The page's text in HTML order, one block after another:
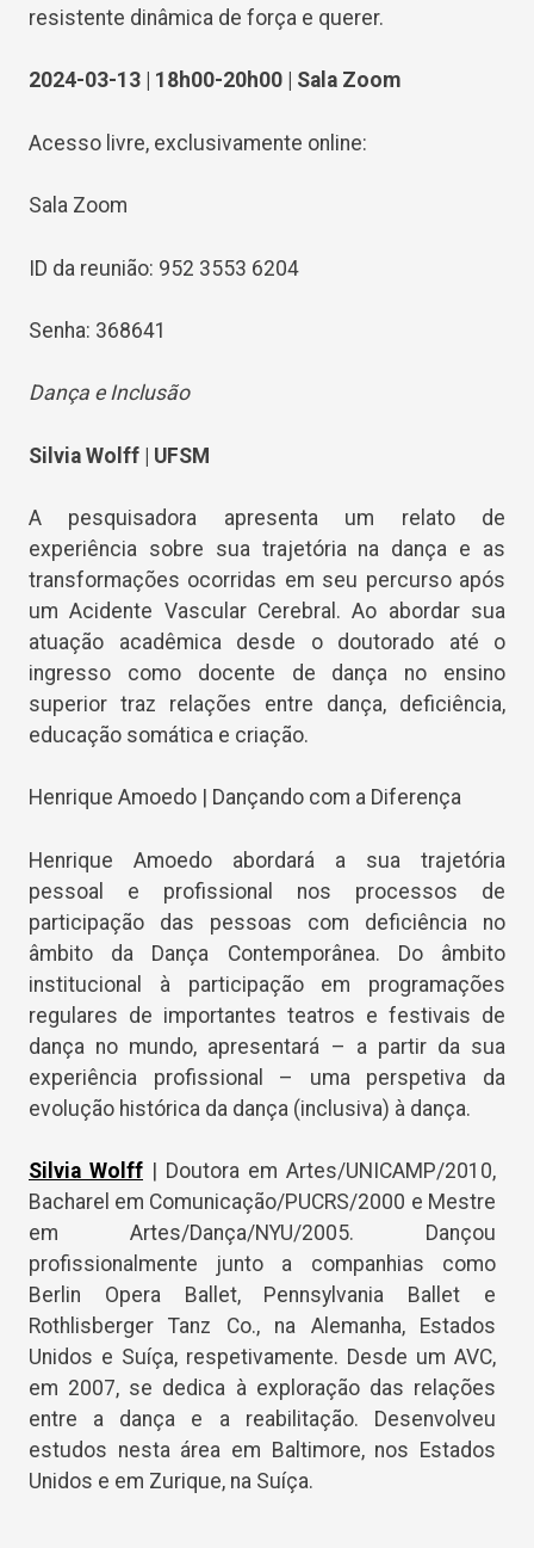
resistente dinâmica de força e querer.
2024-03-13 | 18h00-20h00 | Sala Zoom
Acesso livre, exclusivamente online:
Sala Zoom
ID da reunião: 952 3553 6204
Senha: 368641
Dança e Inclusão
Silvia Wolff | UFSM
A pesquisadora apresenta um relato de
experiência sobre sua trajetória na dança e as
transformações ocorridas em seu percurso após
um Acidente Vascular Cerebral. Ao abordar sua
atuação acadêmica desde o doutorado até o
ingresso como docente de dança no ensino
superior traz relações entre dança, deficiência,
educação somática e criação.
Henrique Amoedo | Dançando com a Diferença
Henrique Amoedo abordará a sua trajetória
pessoal e profissional nos processos de
participação das pessoas com deficiência no
âmbito da Dança Contemporânea. Do âmbito
institucional à participação em programações
regulares de importantes teatros e festivais de
dança no mundo, apresentará – a partir da sua
experiência profissional – uma perspetiva da
evolução histórica da dança (inclusiva) à dança.
Silvia Wolff
| Doutora em Artes/UNICAMP/2010,
Bacharel em Comunicação/PUCRS/2000 e Mestre
em Artes/Dança/NYU/2005. Dançou
profissionalmente junto a companhias como
Berlin Opera Ballet, Pennsylvania Ballet e
Rothlisberger Tanz Co., na Alemanha, Estados
Unidos e Suíça, respetivamente. Desde um AVC,
em 2007, se dedica à exploração das relações
entre a dança e a reabilitação. Desenvolveu
estudos nesta área em Baltimore, nos Estados
Unidos e em Zurique, na Suíça.